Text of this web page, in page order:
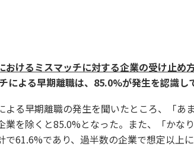
おけるミスマッチに対する企業の受け止め
による早期離職は、85.0%が発生を認識し
よる早期離職の発生を聞いたところ、「あ
業を除くと85.0%となった。また、「かな
で61.6%であり、過半数の企業で想定以上